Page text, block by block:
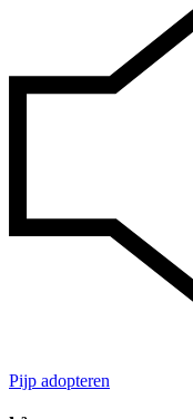
Pijp adopteren